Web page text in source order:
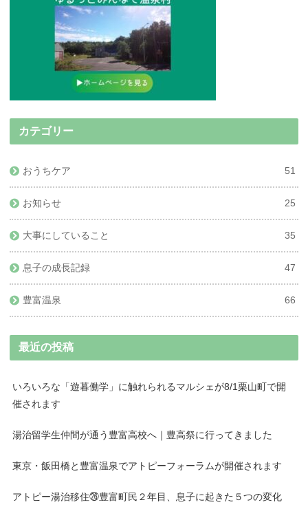
カテゴリー
おうちケア 51
お知らせ 25
大事にしていること 35
息子の成長記録 47
豊富温泉 66
最近の投稿
いろいろな「遊暮働学」に触れられるマルシェが8/1栗山町で開
催されます
湯治留学生仲間が通う豊富高校へ｜豊高祭に行ってきました
東京・飯田橋と豊富温泉でアトピーフォーラムが開催されます
アトピー湯治移住㉖豊富町民２年目、息子に起きた５つの変化